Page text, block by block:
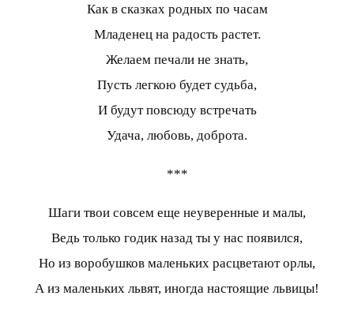
Как в сказках родных по часам
Младенец на радость растет.
Желаем печали не знать,
Пусть легкою будет судьба,
И будут повсюду встречать
Удача, любовь, доброта.
***
Шаги твои совсем еще неуверенные и малы,
Ведь только годик назад ты у нас появился,
Но из воробушков маленьких расцветают орлы,
А из маленьких львят, иногда настоящие львицы!